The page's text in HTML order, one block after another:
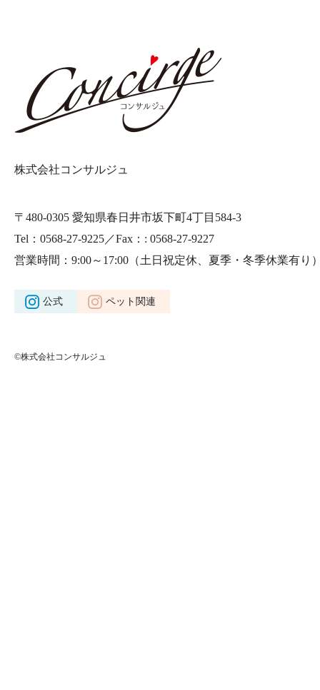
株式会社コンサルジュ
〒480-0305 愛知県春日井市坂下町4丁目584-3
Tel：0568-27-9225／Fax：: 0568-27-9227
営業時間：9:00～17:00 （土日祝定休、夏季・冬季休業有り
公式 ペット関連
©株式会社コンサルジュ